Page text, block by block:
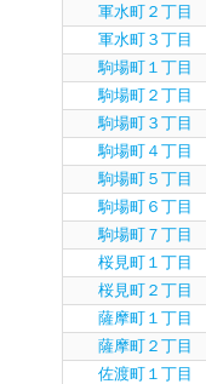
軍水町２丁目
軍水町３丁目
駒場町１丁目
駒場町２丁目
駒場町３丁目
駒場町４丁目
駒場町５丁目
駒場町６丁目
駒場町７丁目
桜見町１丁目
桜見町２丁目
薩摩町１丁目
薩摩町２丁目
佐渡町１丁目